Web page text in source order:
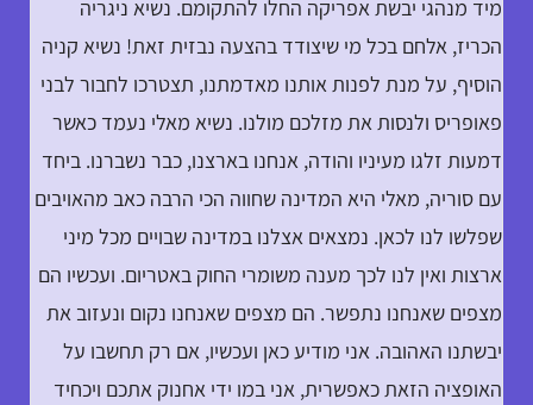
מיד מנהגי יבשת אפריקה החלו להתקומם. נשיא ניגריה
הכריז, אלחם בכל מי שיצודד בהצעה נבזית זאת! נשיא קניה
הוסיף, על מנת לפנות אותנו מאדמתנו, תצטרכו לחבור לבני
פאופריס ולנסות את מזלכם מולנו. נשיא מאלי נעמד כאשר
דמעות זלגו מעיניו והודה, אנחנו בארצנו, כבר נשברנו. ביחד
עם סוריה, מאלי היא המדינה שחווה הכי הרבה כאב מהאויבים
שפלשו לנו לכאן. נמצאים אצלנו במדינה שבויים מכל מיני
ארצות ואין לנו לכך מענה משומרי החוק באטריום. ועכשיו הם
מצפים שאנחנו נתפשר. הם מצפים שאנחנו נקום ונעזוב את
יבשתנו האהובה. אני מודיע כאן ועכשיו, אם רק תחשבו על
האופציה הזאת כאפשרית, אני במו ידי אחנוק אתכם ויכחיד